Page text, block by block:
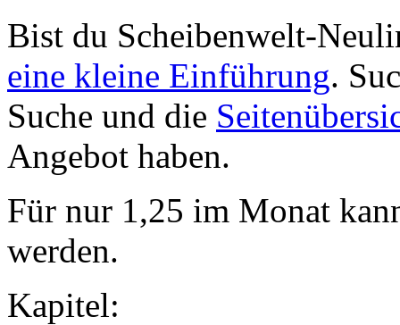
Bist du Scheibenwelt-
eine kleine Einführung.
Suche und die
Angebot haben.
Für nur 1,25 im Monat
werden.
Kapitel: